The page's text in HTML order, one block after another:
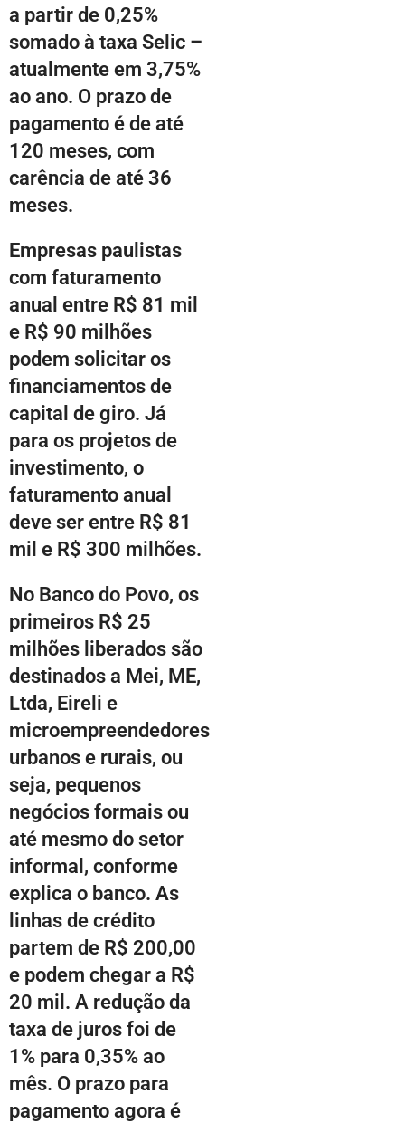
a partir de 0,25%
somado à taxa Selic –
atualmente em 3,75%
ao ano. O prazo de
pagamento é de até
120 meses, com
carência de até 36
meses.
Empresas paulistas
com faturamento
anual entre R$ 81 mil
e R$ 90 milhões
podem solicitar os
financiamentos de
capital de giro. Já
para os projetos de
investimento, o
faturamento anual
deve ser entre R$ 81
mil e R$ 300 milhões.
No Banco do Povo, os
primeiros R$ 25
milhões liberados são
destinados a Mei, ME,
Ltda, Eireli e
microempreendedores
urbanos e rurais, ou
seja, pequenos
negócios formais ou
até mesmo do setor
informal, conforme
explica o banco. As
linhas de crédito
partem de R$ 200,00
e podem chegar a R$
20 mil. A redução da
taxa de juros foi de
1% para 0,35% ao
mês. O prazo para
pagamento agora é